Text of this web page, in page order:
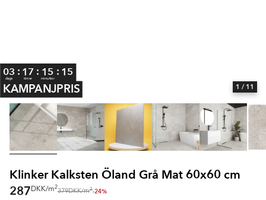
03
dage
: 17
timer
: 15
minutter
: 14
KAMPANJPRIS
Item
1 / 11
Klinker Kalksten Öland Grå Mat 60x60 cm
287 DKK/m2
379DKK/m2-24%